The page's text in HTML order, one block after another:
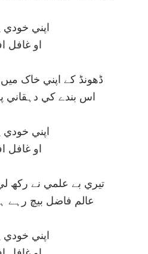
اپني خودي
او غافل
ڈھونڈ کے اپني خاک
اس بندے کي دہقاني
اپني خودي
او غافل
تيري بے علمي نے رکھ
عالم فاضل بيچ رہے
اپني خودي